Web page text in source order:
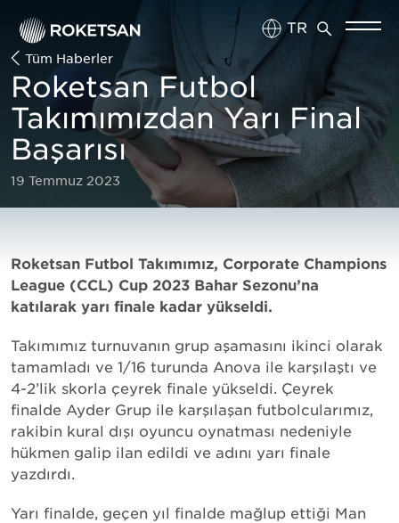
TR
EN
Tüm Haberler
Roketsan Futbol
Takımımızdan Yarı Final
Başarısı
19 Temmuz 2023
Roketsan Futbol Takımımız, Corporate Champions
League (CCL) Cup 2023 Bahar Sezonu’na
katılarak yarı finale kadar yükseldi.
Takımımız turnuvanın grup aşamasını ikinci olarak
tamamladı ve 1/16 turunda Anova ile karşılaştı ve
4-2’lik skorla çeyrek finale yükseldi. Çeyrek
finalde Ayder Grup ile karşılaşan futbolcularımız,
rakibin kural dışı oyuncu oynatması nedeniyle
hükmen galip ilan edildi ve adını yarı finale
yazdırdı.
Yarı finalde, geçen yıl finalde mağlup ettiği Man